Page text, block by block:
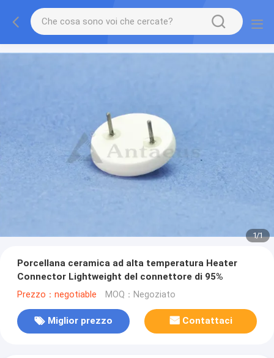
1/1
Porcellana ceramica ad alta temperatura Heater
Connector Lightweight del connettore di 95%
Prezzo：negotiable MOQ：Negoziato
Miglior prezzo Contattaci